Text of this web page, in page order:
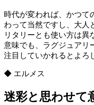
時代が変われば、かつて
わって当然ですし、大人
リタリーとも使い方は異
意味でも、ラグジュアリ
注目していかれるとよろ
◆ エルメス
迷彩と思わせて